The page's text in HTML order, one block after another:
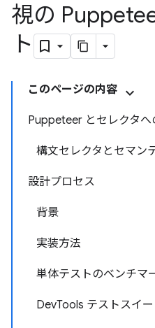
視の
ト
このページの内容
Puppeteer とセレクタへ
構文セレクタとセマン
設計プロセス
背景
実装方法
単体テストのベンチマ
DevTools テストスイ